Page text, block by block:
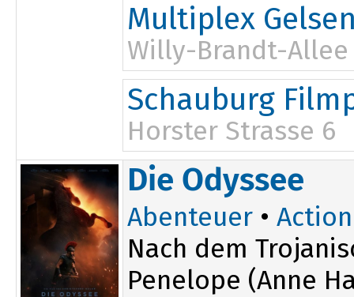
Multiplex
Willy-Brandt-Allee
15:00
16:00
Schauburg
Horster Strasse 6
15:00
17:00
Die Odyssee
Abenteuer • Action
Nach dem
Penelope (Anne